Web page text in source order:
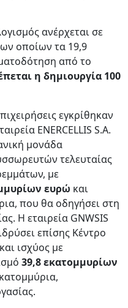
ανέρχεται σε
οποίων τα 19,9
από το
η δημιουργία 100
εγκρίθηκαν
ENERCELLIS S.A.
μονάδα
τελευταίας
με
ευρώ και
που θα οδηγήσει στη
Η εταιρεία GNWSIS
επίσης Κέντρο
ισχύος με
39,8 εκατομμυρίων